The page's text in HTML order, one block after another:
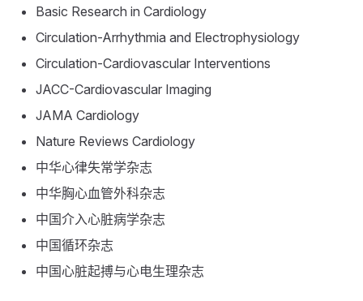
Basic Research in Cardiology
Circulation-Arrhythmia and Electrophysiology
Circulation-Cardiovascular Interventions
JACC-Cardiovascular Imaging
JAMA Cardiology
Nature Reviews Cardiology
中华心律失常学杂志
中华胸心血管外科杂志
中国介入心脏病学杂志
中国循环杂志
中国心脏起搏与心电生理杂志